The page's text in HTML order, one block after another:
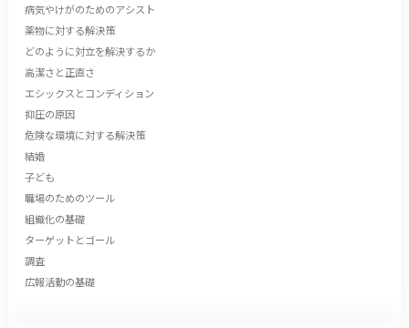
病気やけがのためのアシスト
薬物に対する解決策
どのように対立を解決するか
高潔さと正直さ
エシックスとコンディション
抑圧の原因
危険な環境に対する解決策
結婚
子ども
職場のためのツール
組織化の基礎
ターゲットとゴール
調査
広報活動の基礎